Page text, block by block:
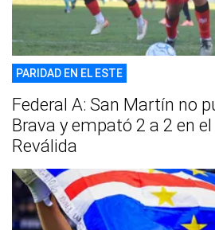
PARIDAD EN EL ESTE
Federal A: San Martín no
Brava y empató 2 a 2 en
Reválida